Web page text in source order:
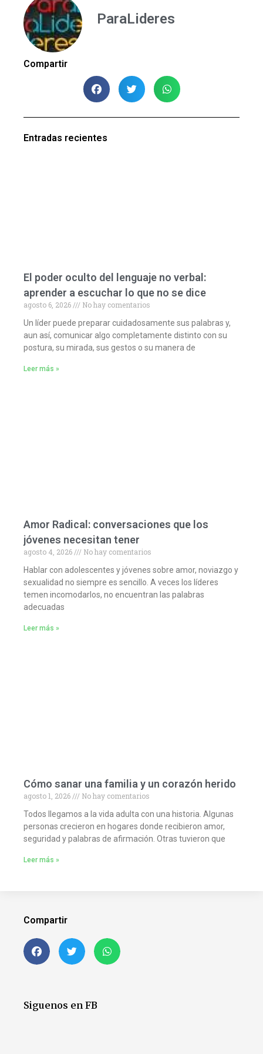
ParaLideres
Compartir
Entradas recientes
El poder oculto del lenguaje no verbal:
aprender a escuchar lo que no se dice
agosto 6, 2026
No hay comentarios
Un líder puede preparar cuidadosamente sus palabras y,
aun así, comunicar algo completamente distinto con su
postura, su mirada, sus gestos o su manera de
Leer más »
Amor Radical: conversaciones que los
jóvenes necesitan tener
agosto 4, 2026
No hay comentarios
Hablar con adolescentes y jóvenes sobre amor, noviazgo y
sexualidad no siempre es sencillo. A veces los líderes
temen incomodarlos, no encuentran las palabras
adecuadas
Leer más »
Cómo sanar una familia y un corazón herido
agosto 1, 2026
No hay comentarios
Todos llegamos a la vida adulta con una historia. Algunas
personas crecieron en hogares donde recibieron amor,
seguridad y palabras de afirmación. Otras tuvieron que
Leer más »
Compartir
Siguenos en FB